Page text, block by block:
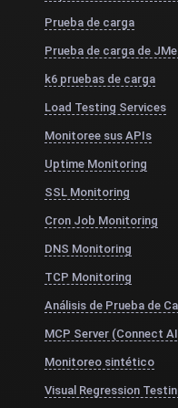
Prueba de carga
Prueba de carga de
k6 pruebas de carga
Load Testing Services
Monitoree sus APIs
Uptime Monitoring
SSL Monitoring
Cron Job Monitoring
DNS Monitoring
TCP Monitoring
Análisis de Prueba de
MCP Server (Connect
Monitoreo sintético
Visual Regression